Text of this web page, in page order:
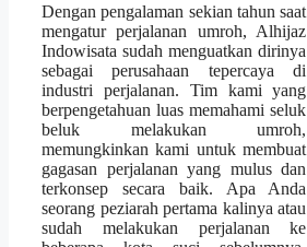
Dengan pengalaman sekian tahun saat
mengatur perjalanan umroh, Alhijaz
Indowisata sudah menguatkan dirinya
sebagai perusahaan tepercaya di
industri perjalanan. Tim kami yang
berpengetahuan luas memahami seluk
beluk melakukan umroh,
memungkinkan kami untuk membuat
gagasan perjalanan yang mulus dan
terkonsep secara baik. Apa Anda
seorang peziarah pertama kalinya atau
sudah melakukan perjalanan ke